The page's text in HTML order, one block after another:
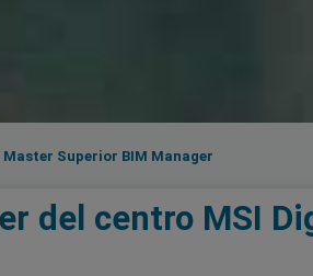
Master Superior BIM Manager
del centro MSI